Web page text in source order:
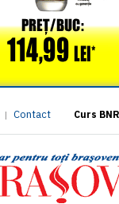
| Contact Curs BNR